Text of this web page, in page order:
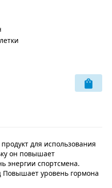
для использования
он повышает
энергии спортсмена.
уровень гормона